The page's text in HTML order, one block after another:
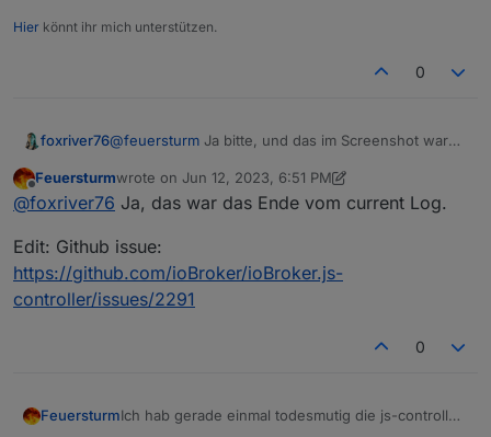
Hier könnt ihr mich unterstützen.
0
foxriver76@feuersturm Ja bitte, und das im Screenshot war
Offline
Feuersturmwrote on Jun 12, 2023, 6:51 PM
last edited by FeuersturmJun 12, 2023, 9:02 PM
@foxriver76 Ja, das war das Ende vom current Log.
Edit: Github issue:
https://github.com/ioBroker/ioBroker.js-
controller/issues/2291
0
FeuersturmIch hab gerade einmal todesmutig die js-controller